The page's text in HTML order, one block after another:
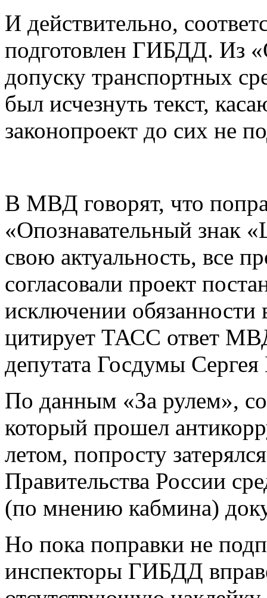
И действительно,
подготовлен ГИБДД. Из
допуску транспортных
был исчезнуть текст,
законопроект до сих не
В МВД говорят, что
«Опознавательный знак
свою актуальность, все
согласовали проект
исключении обязанности
цитирует ТАСС ответ
депутата Госдумы Сергея
По данным «За рулем»,
который прошел
летом, попросту
Правительства России
(по мнению кабмина)
Но пока поправки не
инспекторы ГИБДД